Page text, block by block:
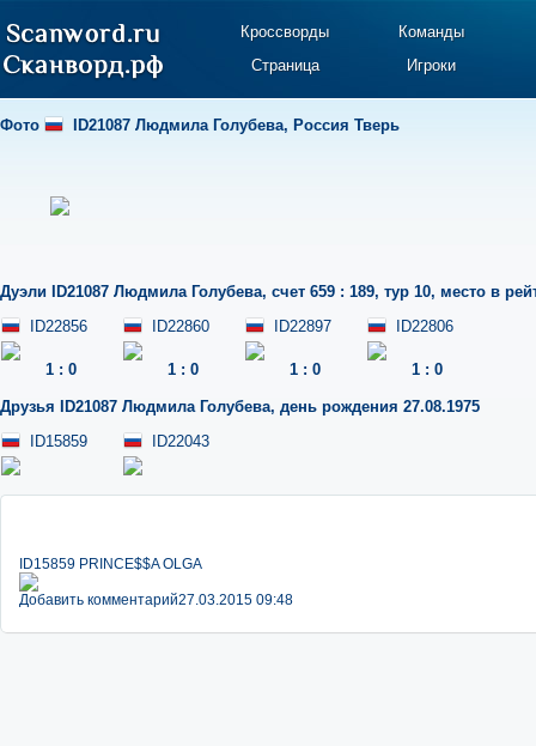
Кроссворды
Команды
Страница
Игроки
Фото ID21087 Людмила Голубева, Россия Тверь
Дуэли ID21087 Людмила Голубева, счет 659 : 189, тур 10, место в
ID22856
1 : 0
ID22860
1 : 0
ID22897
1 : 0
ID22806
1 : 0
Друзья ID21087 Людмила Голубева, день рождения 27.08.1975
ID15859
ID22043
ID15859 PRINCE$$A OLGA
Добавить комментарий27.03.2015 09:48